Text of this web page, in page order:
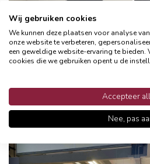
Wij gebruiken cookies
We kunnen deze plaatsen voor analyse
onze website te verbeteren,
een geweldige website-ervaring te bieden.
cookies die we gebruiken opent u de
Accepteer
Nee, pas